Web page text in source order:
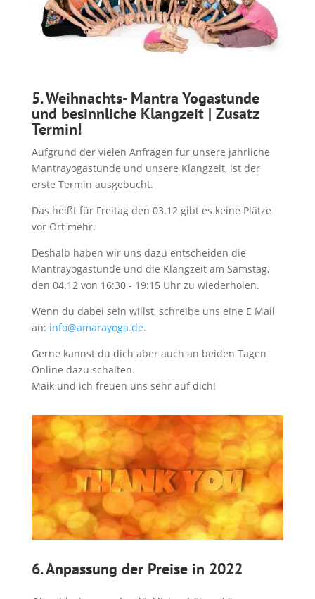
5. Weihnachts- Mantra Yogastunde
und besinnliche Klangzeit | Zusatz
Termin!
Aufgrund der vielen Anfragen für unsere jährliche
Mantrayogastunde und unsere Klangzeit, ist der
erste Termin ausgebucht.
Das heißt für Freitag den 03.12 gibt es keine Plätze
vor Ort mehr.
Deshalb haben wir uns dazu entscheiden die
Mantrayogastunde und die Klangzeit am Samstag,
den 04.12 von 16:30 - 19:15 Uhrzu wiederholen.
Wenn du dabei sein willst, schreibe uns eine E Mail
an: info@amarayoga.de.
Gerne kannst du dich aber auch an beiden Tagen
Online dazu schalten.
Maik und ich freuen uns sehr auf dich!
6. Anpassung der Preise in 2022